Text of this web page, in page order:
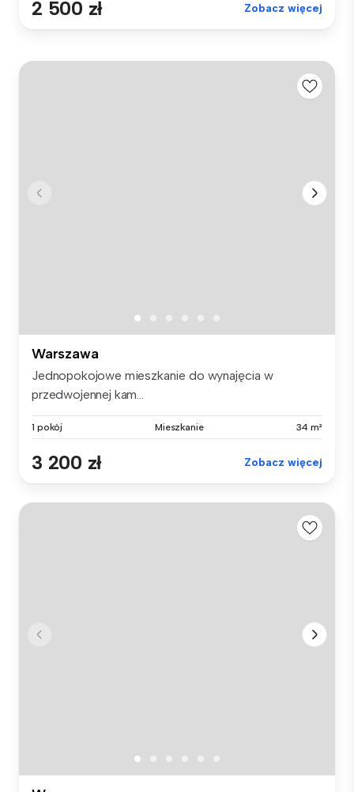
2 500 zł Zobacz więcej
Warszawa
Jednopokojowe mieszkanie do wynajęcia w
przedwojennej kam...
1 pokój Mieszkanie 34 m²
3 200 zł Zobacz więcej